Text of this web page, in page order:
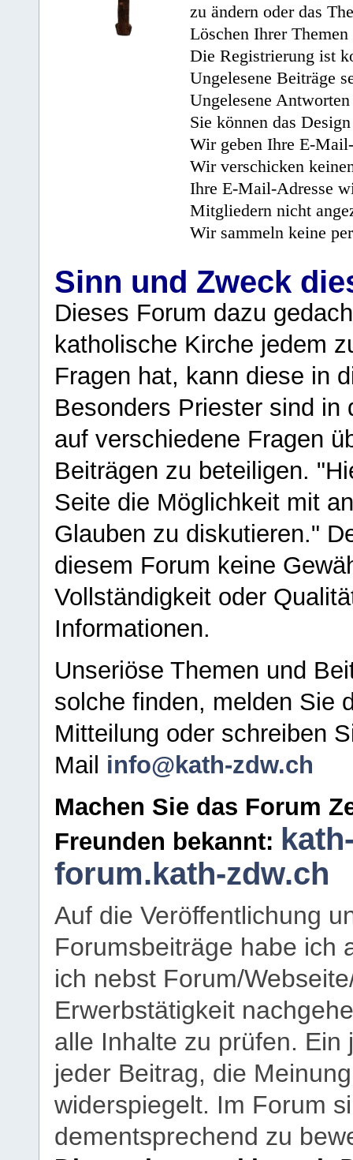
zu ändern oder das
Löschen Ihrer
Die Registrierung ist
Ungelesene Beiträge
Ungelesene
Sie können das
Wir geben Ihre E-
Wir verschicken
Ihre E-Mail-Adresse
Mitgliedern nicht
Wir sammeln keine
Sinn und Zweck
Dieses Forum dazu
katholische Kirche jedem
Fragen hat, kann diese in
Besonders Priester sind in
auf verschiedene Fragen
Beiträgen zu beteiligen.
Seite die Möglichkeit mit
Glauben zu diskutieren."
diesem Forum keine
Vollständigkeit oder
Informationen.
Unseriöse Themen und
solche finden, melden Sie
Mitteilung oder schreiben
Mail info@kath-zdw.ch
Machen Sie das Forum
Freunden bekannt:
forum.kath-zdw.ch
Auf die Veröffentlichung
Forumsbeiträge habe ich
ich nebst Forum/
Erwerbstätigkeit
alle Inhalte zu prüfen.
jeder Beitrag, die
widerspiegelt. Im Forum
dementsprechend zu